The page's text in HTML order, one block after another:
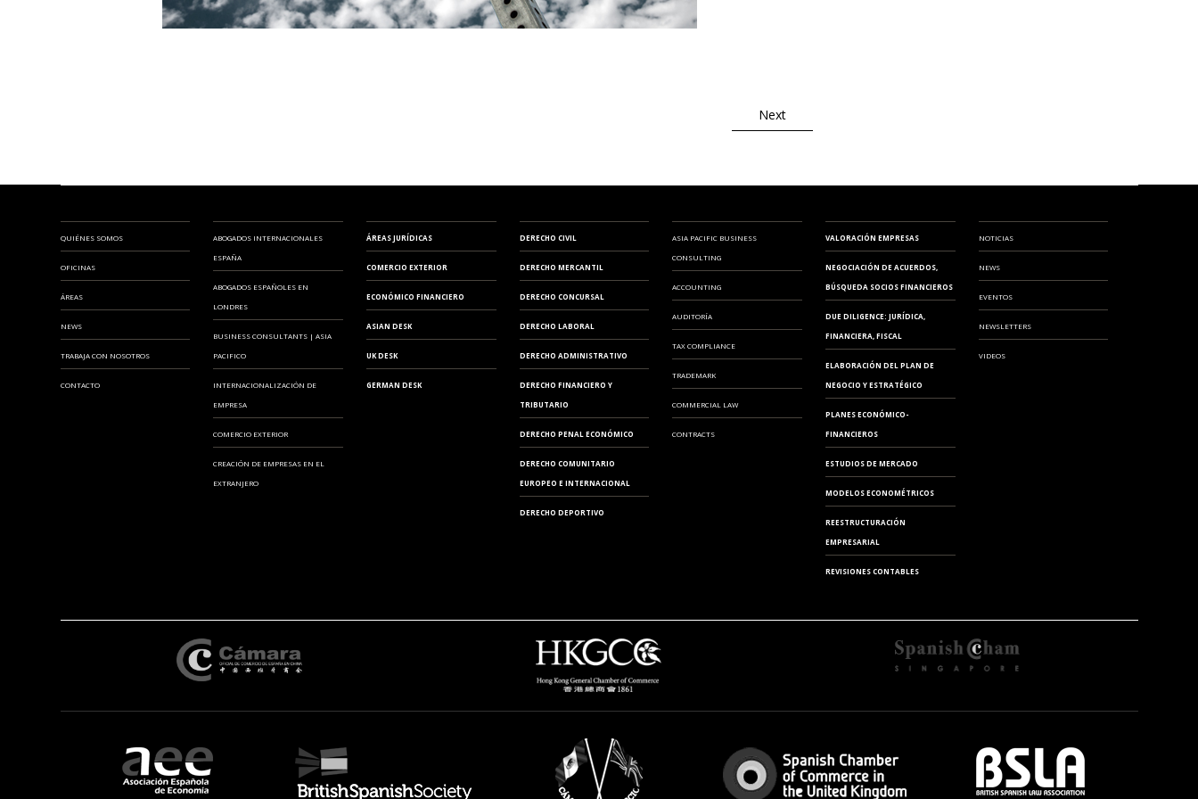
Next
QUIÉNES SOMOS
OFICINAS
ÁREAS
NEWS
TRABAJA CON NOSOTROS
CONTACTO
ABOGADOS INTERNACIONALES
ESPAÑA
ABOGADOS ESPAÑOLES EN
LONDRES
BUSINESS CONSULTANTS | ASIA
PACIFICO
INTERNACIONALIZACIÓN DE
EMPRESA
COMERCIO EXTERIOR
CREACIÓN DE EMPRESAS EN EL
EXTRANJERO
ÁREAS JURÍDICAS
COMERCIO EXTERIOR
ECONÓMICO FINANCIERO
ASIAN DESK
UK DESK
GERMAN DESK
DERECHO CIVIL
DERECHO MERCANTIL
DERECHO CONCURSAL
DERECHO LABORAL
DERECHO ADMINISTRATIVO
DERECHO FINANCIERO Y
TRIBUTARIO
DERECHO PENAL ECONÓMICO
DERECHO COMUNITARIO
EUROPEO E INTERNACIONAL
DERECHO DEPORTIVO
ASIA PACIFIC BUSINESS
CONSULTING
ACCOUNTING
AUDITORÍA
TAX COMPLIANCE
TRADEMARK
COMMERCIAL LAW
CONTRACTS
VALORACIÓN EMPRESAS
NEGOCIACIÓN DE ACUERDOS,
BÚSQUEDA SOCIOS FINANCIEROS
DUE DILIGENCE: JURÍDICA,
FINANCIERA, FISCAL
ELABORACIÓN DEL PLAN DE
NEGOCIO Y ESTRATÉGICO
PLANES ECONÓMICO-
FINANCIEROS
ESTUDIOS DE MERCADO
MODELOS ECONOMÉTRICOS
REESTRUCTURACIÓN
EMPRESARIAL
REVISIONES CONTABLES
NOTICIAS
NEWS
EVENTOS
NEWSLETTERS
VIDEOS